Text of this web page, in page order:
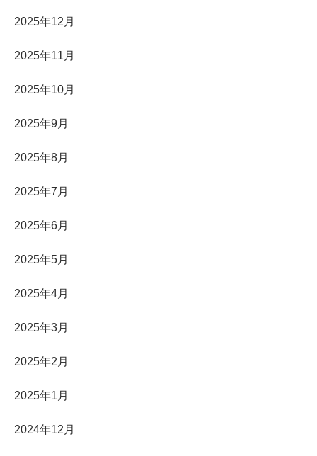
2025年12月
2025年11月
2025年10月
2025年9月
2025年8月
2025年7月
2025年6月
2025年5月
2025年4月
2025年3月
2025年2月
2025年1月
2024年12月